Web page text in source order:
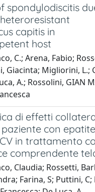
spondylodiscitis
capitis in
host
C.; Arena, Fabio;
Giacinta; Migliorini, L.;
A.; Rossolini, GIAN
di effetti
con epatite
in trattamento
comprendente
Claudia; Rossetti,
Farina, S; Puttini,